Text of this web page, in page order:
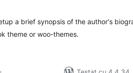
a brief synopsis of the author's
theme or woo-themes.